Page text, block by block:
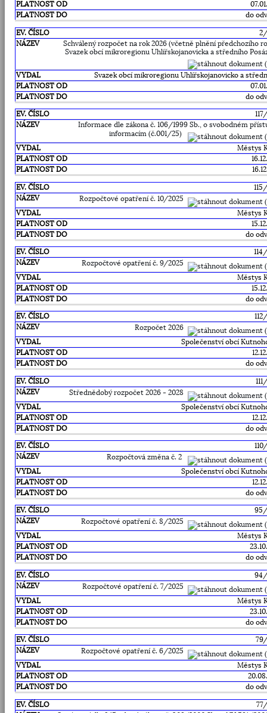
do
Schválený rozpočet na rok 2026 (včetně plnění předchozího
Svazek obcí mikroregionu Uhlířskojanovicka a středního
Svazek obcí mikroregionu Uhlířskojanovicko a
do
Informace dle zákona č. 106/1999 Sb., o svobodném
informacím (č.001/25)
Městys
Rozpočtové opatření č. 10/2025
Městys
do
Rozpočtové opatření č. 9/2025
Městys
do
Rozpočet 2026
Společenství obcí
do
Střednědobý rozpočet 2026 - 2028
Společenství obcí
do
Rozpočtová změna č. 2
Společenství obcí
do
Rozpočtové opatření č. 8/2025
Městys
do
Rozpočtové opatření č. 7/2025
Městys
do
Rozpočtové opatření č. 6/2025
Městys
do